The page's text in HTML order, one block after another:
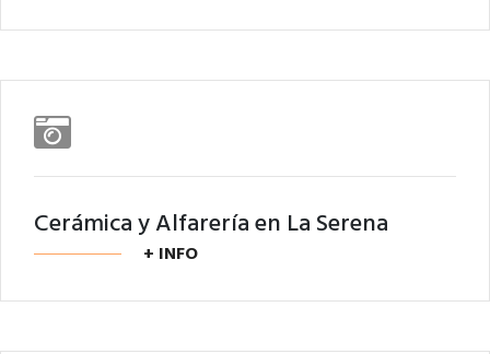
Cerámica y Alfarería en La Serena
+ INFO